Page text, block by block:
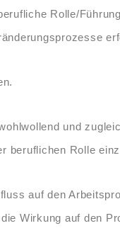
Rolle/
und
beruflichen Rolle
auf den
Wirkung auf den